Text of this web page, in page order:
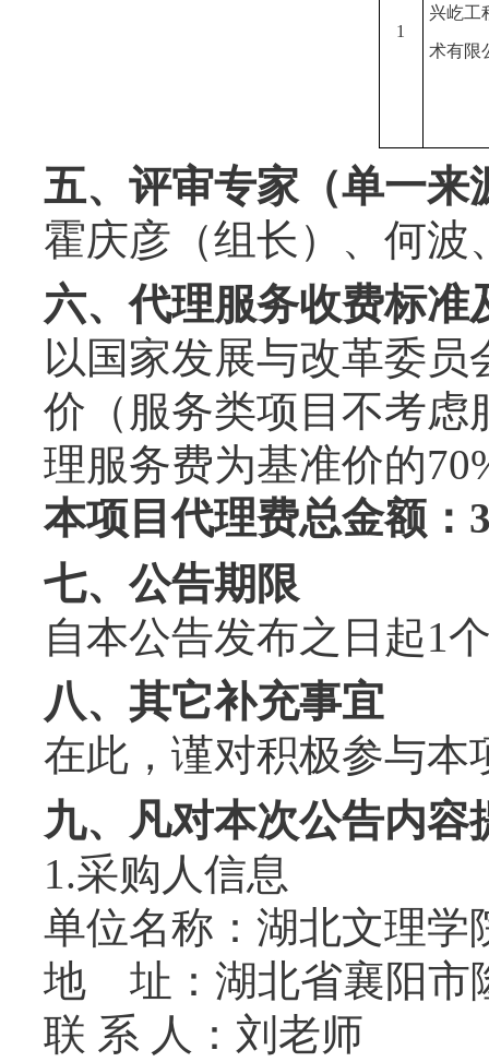
1
兴屹工
术有限
五、评审专家（单一来
霍庆彦 （组长 ） 、何波
六、代理服务收费标准
以国家发展与改革委员
价（服务类项目不考虑
理服务费为基准价的
本项目代理费总金额：
七、公告期限
自本公告发布之日起1
八、其它补充事宜
在此，谨对积极参与本
九、凡对本次公告内
1.采购人信息
单位名称：湖北文理学
地
址：湖北省襄阳市
联 系 人：刘老师